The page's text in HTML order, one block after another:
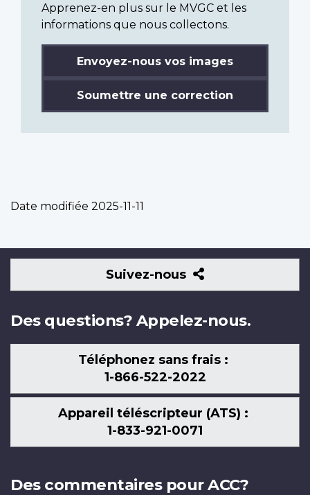
Apprenez-en plus sur le MVGC et les
informations que nous collectons.
Envoyez-nous vos images
Soumettre une correction
Date modifiée 2025-11-11
Suivez-nous
Suivez-
nous
Des questions? Appelez-nous.
Téléphonez sans frais :
1-866-522-2022
Appareil téléscripteur (ATS) :
1-833-921-0071
Des commentaires pour ACC?